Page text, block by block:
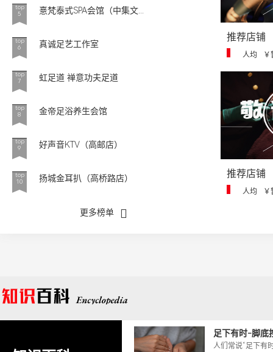
top
5
憙梵泰式SPA会馆（中集文...
top
6
真诚足艺工作室
top
7
虹足道 禅意功夫足道
top
8
金帝足浴养生会馆
top
9
好声音KTV（高邮店）
top
10
扬城金耳扒（高桥路店）
更多榜单
推荐店铺
人均 ￥
推荐店铺
人均 ￥
足下有时-脚底
人们常说“足下有